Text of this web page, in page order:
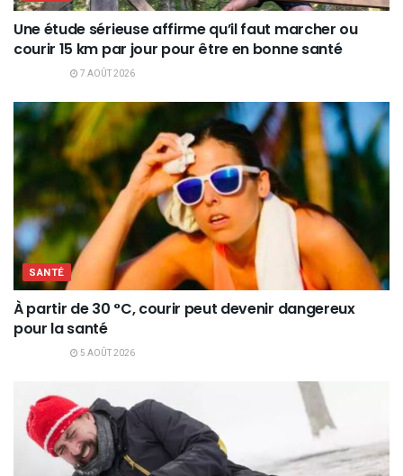
Une étude sérieuse affirme qu’il faut marcher ou
courir 15 km par jour pour être en bonne santé
7 AOÛT 2026
SANTÉ
À partir de 30 °C, courir peut devenir dangereux
pour la santé
5 AOÛT 2026